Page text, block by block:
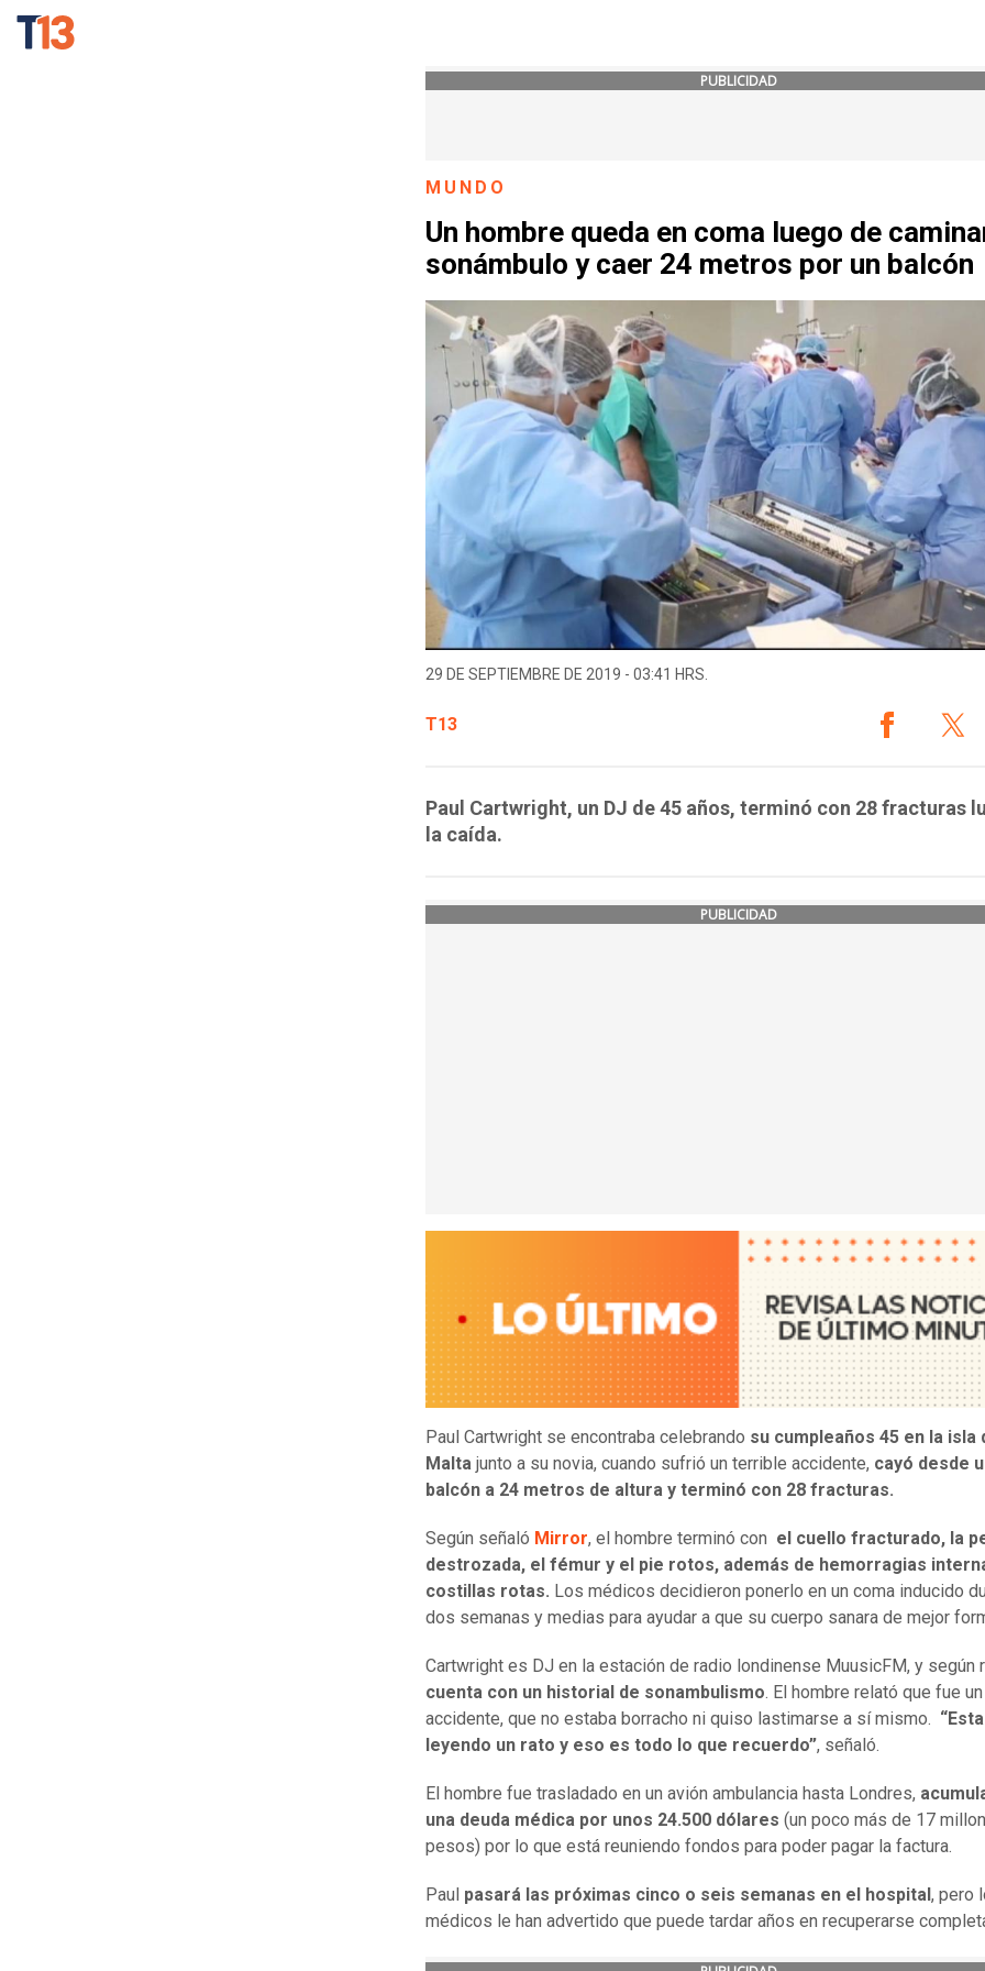
PUBLICIDAD
MUNDO
Un hombre queda en coma luego de
sonámbulo y caer 24 metros por un balcón
29 DE SEPTIEMBRE DE 2019 - 03:41 HRS.
T13
Paul Cartwright, un DJ de 45 años, terminó con 28 fracturas
la caída.
PUBLICIDAD
Paul Cartwright se encontraba celebrando su cumpleaños 45 en la isla
Malta junto a su novia, cuando sufrió un terrible accidente, cayó desde
balcón a 24 metros de altura y terminó con 28 fracturas.
Según señaló Mirror, el hombre terminó con el cuello fracturado, la
destrozada, el fémur y el pie rotos, además de hemorragias
costillas rotas. Los médicos decidieron ponerlo en un coma inducido
dos semanas y medias para ayudar a que su cuerpo sanara de mejor
Cartwright es DJ en la estación de radio londinense MuusicFM, y según
cuenta con un historial de sonambulismo. El hombre relató que fue un
accidente, que no estaba borracho ni quiso lastimarse a sí mismo.
leyendo un rato y eso es todo lo que recuerdo”, señaló.
El hombre fue trasladado en un avión ambulancia hasta Londres,
una deuda médica por unos 24.500 dólares (un poco más de 17
pesos) por lo que está reuniendo fondos para poder pagar la factura.
Paul pasará las próximas cinco o seis semanas en el hospital , pero
médicos le han advertido que puede tardar años en recuperarse